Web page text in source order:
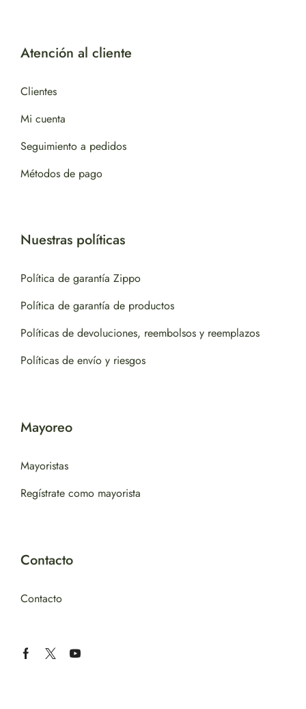
Atención al cliente
Clientes
Mi cuenta
Seguimiento a pedidos
Métodos de pago
Nuestras políticas
Política de garantía Zippo
Política de garantía de productos
Políticas de devoluciones, reembolsos y reemplazos
Políticas de envío y riesgos
Mayoreo
Mayoristas
Regístrate como mayorista
Contacto
Contacto